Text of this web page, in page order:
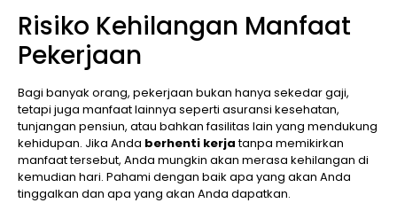
Risiko Kehilangan Manfaat
Pekerjaan
Bagi banyak orang, pekerjaan bukan hanya sekedar gaji,
tetapi juga manfaat lainnya seperti asuransi kesehatan,
tunjangan pensiun, atau bahkan fasilitas lain yang mendukung
kehidupan. Jika Anda berhenti kerjatanpa memikirkan
manfaat tersebut, Anda mungkin akan merasa kehilangan di
kemudian hari. Pahami dengan baik apa yang akan Anda
tinggalkan dan apa yang akan Anda dapatkan.